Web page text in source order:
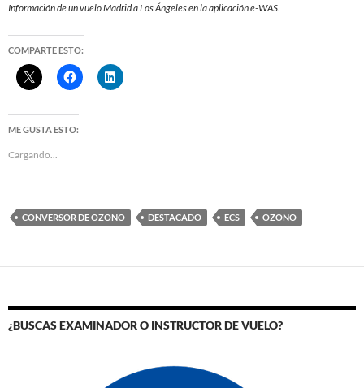
Información de un vuelo Madrid a Los Ángeles en la aplicación e-WAS.
COMPARTE ESTO:
ME GUSTA ESTO:
Cargando...
CONVERSOR DE OZONO DESTACADO ECS OZONO
¿BUSCAS EXAMINADOR O INSTRUCTOR DE VUELO?